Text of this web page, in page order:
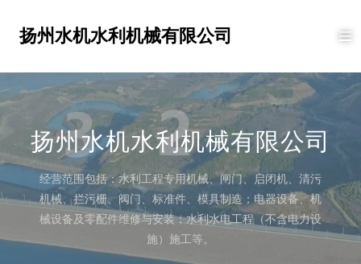
扬州水机水利机械有限公司
扬州水机水利机械有限公司
经营范围包括：水利工程专用机械、闸门、启闭机、清污
机械、拦污栅、阀门、标准件、模具制造；电器设备、机
械设备及零配件维修与安装；水利水电工程（不含电力设
施）施工等。